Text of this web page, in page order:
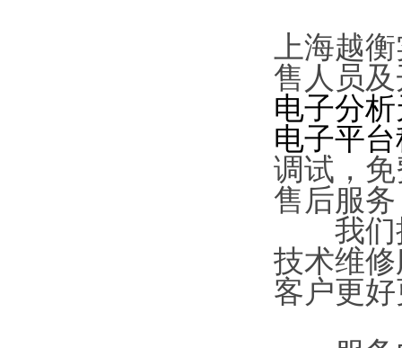
上海越
售人员
电子分
电子平
调试，
售后服
我们拥
技术维
客户更